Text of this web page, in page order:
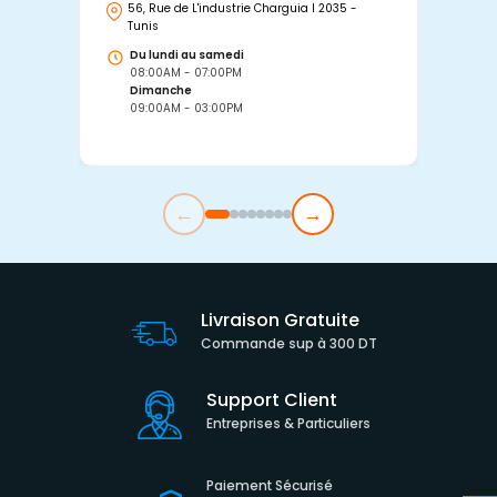
56, Rue de L'industrie Charguia I 2035 -
Tunis
Du lundi au samedi
08:00AM - 07:00PM
Dimanche
09:00AM - 03:00PM
← →
Livraison Gratuite
Commande sup à 300 DT
Support Client
Entreprises & Particuliers
Paiement Sécurisé